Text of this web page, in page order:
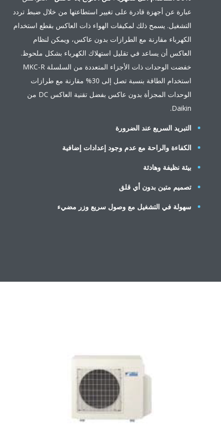
عبارة عن أجهزة قادرة على تغيير استطاعتها من خلال ضبط تردد
التشغيل. يسمح ذلك لمكيفات الهواء ذات العاكس بقطع استخدام
الكهرباء مقارنة مع الطرازات بدون عاكس، ويمكن لنظام
العاكس أن يساعد في تقليل استهلاك الكهرباء بشكل ملحوظ.
خفضت الوحدات ذات الأجزاء المتعددة من السلسلة MKC-R
استخدام الطاقة بنسبة تصل إلى 30% مقارنة مع طرازات
الوحدات المجزأة بدون عاكس بفضل تقنية العاكس DC من
Daikin.
التبريد السريع عند الضرورة
الكفاءة والراحة مع عدم وجود إعدادات إضافية
بيئة نظيفة وهادئة
تصميم متين بدون أي قلق
سهولة في التشغيل مع وصول سريع وزر مضيء